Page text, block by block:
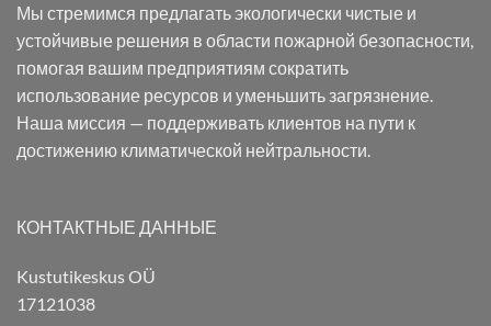
Мы стремимся предлагать экологически чистые и
устойчивые решения в области пожарной безопасности,
помогая вашим предприятиям сократить
использование ресурсов и уменьшить загрязнение.
Наша миссия — поддерживать клиентов на пути к
достижению климатической нейтральности.
КОНТАКТНЫЕ ДАННЫЕ
Kustutikeskus OÜ
17121038